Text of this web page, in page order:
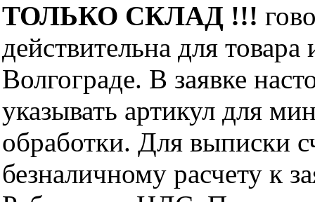
ТОЛЬКО СКЛАД !!!
действительна для
Волгограде. В заявке
указывать артикул для
обработки. Для выписки
безналичному расчету к